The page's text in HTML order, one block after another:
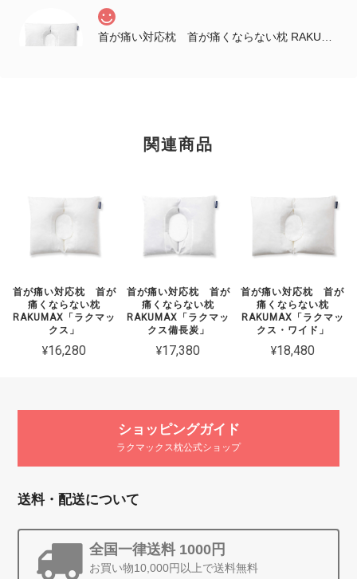
まだ痛みがあるようですが、 肩がすごく楽になっているそうです。
関連商品
首が痛い対応枕 首が
痛くならない枕
RAKUMAX「ラクマッ
クス」
¥16,280
首が痛い対応枕 首が
痛くならない枕
RAKUMAX「ラクマッ
クス備長炭」
¥17,380
首が痛い対応枕 首が
痛くならない枕
RAKUMAX「ラクマッ
クス・ワイド」
¥18,480
ショッピングガイド
ラクマックス枕公式ショップ
送料・配送について
全国一律送料 1000円
お買い物10,000円以上で送料無料